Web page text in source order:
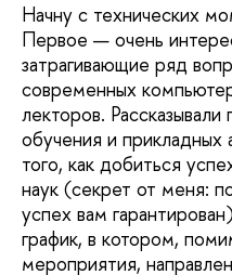
Начну с технических
Первое — очень
затрагивающие ряд
современных
лекторов.
обучения и прикладных
того, как добиться
наук (секрет от меня:
успех вам
график, в котором,
мероприятия,